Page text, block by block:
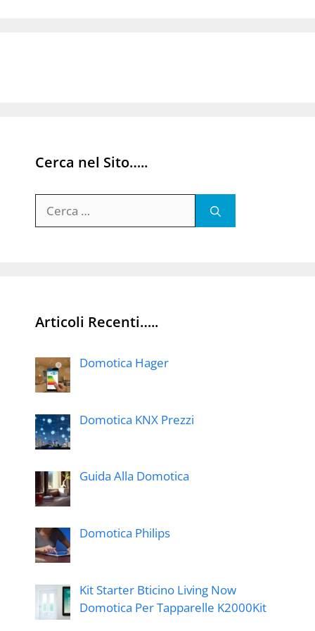
Cerca nel Sito…..
per:
Articoli Recenti…..
Domotica Hager
Domotica KNX Prezzi
Guida Alla Domotica
Domotica Philips
Kit Starter Bticino Living Now
Domotica Per Tapparelle K2000Kit